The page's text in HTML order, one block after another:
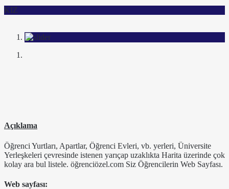
KIZ
Açıklama
Öğrenci Yurtları, Apartlar, Öğrenci Evleri, vb. yerleri, Üniversite
Yerleşkeleri çevresinde istenen yarıçap uzaklıkta Harita üzerinde çok
kolay ara bul listele. öğrenciözel.com Siz Öğrencilerin Web Sayfası.
Web sayfası: